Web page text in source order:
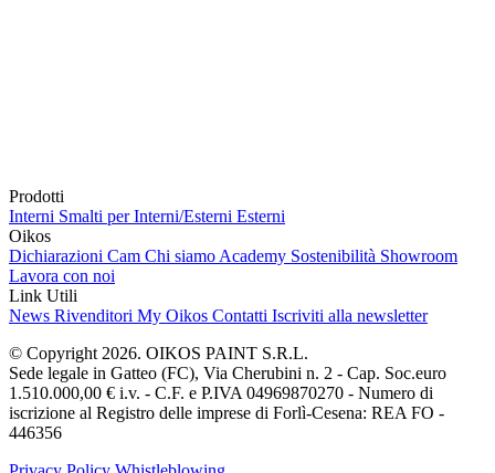
Prodotti
Interni Smalti per Interni/Esterni Esterni
Oikos
Dichiarazioni Cam Chi siamo Academy Sostenibilità Showroom
Lavora con noi
Link Utili
News Rivenditori My Oikos Contatti Iscriviti alla newsletter
© Copyright 2026. OIKOS PAINT S.R.L.
Sede legale in Gatteo (FC), Via Cherubini n. 2 - Cap. Soc.euro
1.510.000,00 € i.v. - C.F. e P.IVA 04969870270 - Numero di
iscrizione al Registro delle imprese di Forlì-Cesena: REA FO -
446356